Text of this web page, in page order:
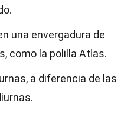
una envergadura de
como la polilla Atlas.
a diferencia de las